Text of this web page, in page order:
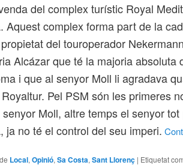
del complex turístic Royal
Aquest complex forma part de la
del touroperador
Alcázar que té la majoria absoluta
i que al senyor Moll li agradava
Pel PSM són les primeres
Moll, altre temps el senyor
ja no té el control del seu imperi.
Local,Opinió,Sa Costa,Sant Llorenç | Etiquetat